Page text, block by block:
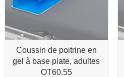
Coussin de poitrine en
gel à base plate, adultes
OT60.55